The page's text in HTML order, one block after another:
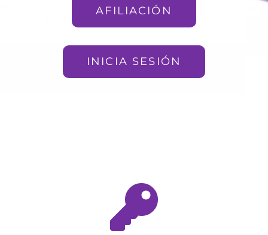
AFILIACIÓN
INICIA SESIÓN